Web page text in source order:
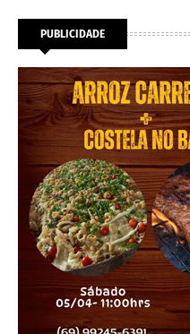
PUBLICIDADE